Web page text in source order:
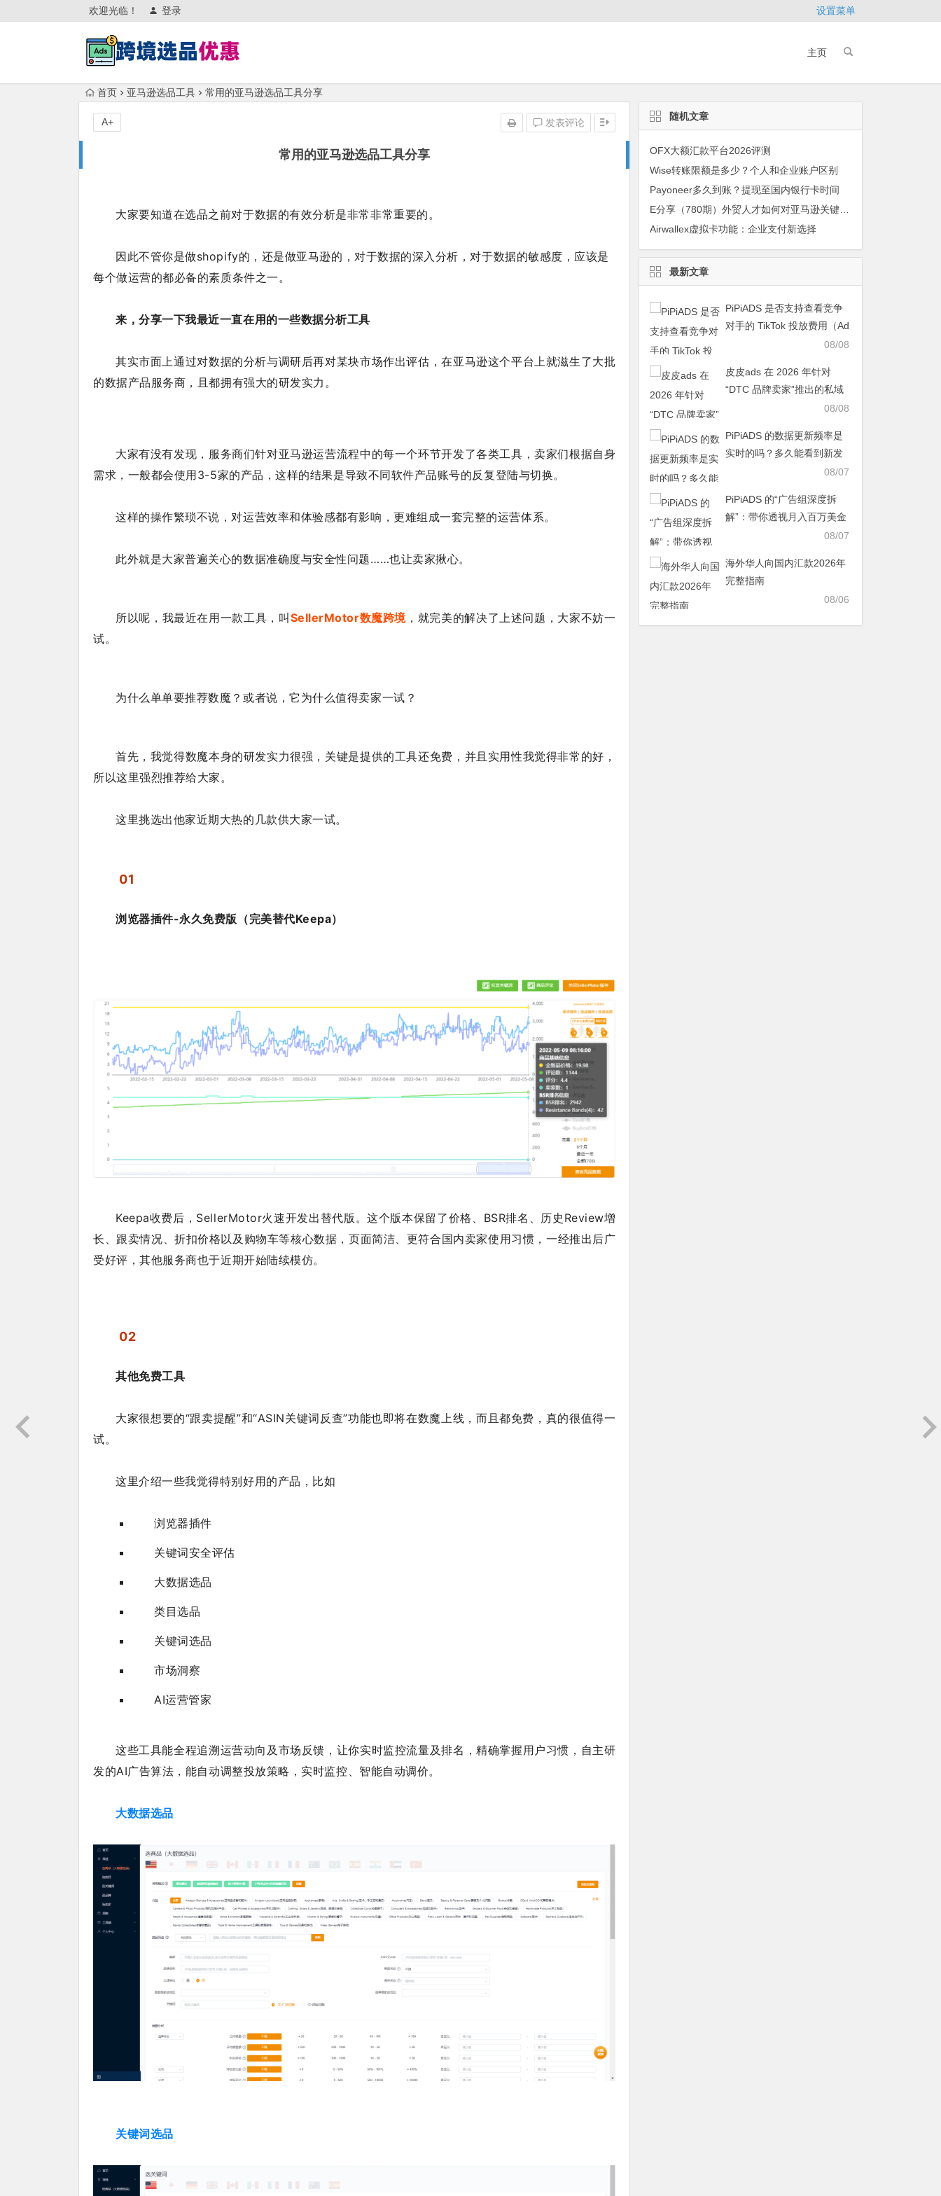
欢迎光临！ 登录 设置菜单
主页
首页 亚马逊选品工具 常用的亚马逊选品工具分享
常用的亚马逊选品工具分享
发表评论
A+
大家要知道在选品之前对于数据的有效分析是非常非常重要的。
因此不管你是做shopify的，还是做亚马逊的，对于数据的深入分析，对于数据的敏感度，应该是
每个做运营的都必备的素质条件之一。
来，分享一下我最近一直在用的一些数据分析工具
其实市面上通过对数据的分析与调研后再对某块市场作出评估，在亚马逊这个平台上就滋生了大批
的数据产品服务商，且都拥有强大的研发实力。
大家有没有发现，服务商们针对亚马逊运营流程中的每一个环节开发了各类工具，卖家们根据自身
需求，一般都会使用3-5家的产品，这样的结果是导致不同软件产品账号的反复登陆与切换。
这样的操作繁琐不说，对运营效率和体验感都有影响，更难组成一套完整的运营体系。
此外就是大家普遍关心的数据准确度与安全性问题……也让卖家揪心。
所以呢，我最近在用一款工具，叫 SellerMotor数魔跨境 ，就完美的解决了上述问题，大家不妨一
试。
为什么单单要推荐数魔？或者说，它为什么值得卖家一试？
首先，我觉得数魔本身的研发实力很强，关键是提供的工具还免费，并且实用性我觉得非常的好，
所以这里强烈推荐给大家。
这里挑选出他家近期大热的几款供大家一试。
01
浏览器插件-永久免费版（完美替代Keepa）
Keepa收费后，SellerMotor火速开发出替代版。这个版本保留了价格、BSR排名、历史Review增
长、跟卖情况、折扣价格以及购物车等核心数据，页面简洁、更符合国内卖家使用习惯，一经推出后广
受好评，其他服务商也于近期开始陆续模仿。
02
其他免费工具
大家很想要的“跟卖提醒”和“ASIN关键词反查”功能也即将在数魔上线，而且都免费，真的很值得一
试。
这里介绍一些我觉得特别好用的产品，比如
浏览器插件
关键词安全评估
大数据选品
类目选品
关键词选品
市场洞察
AI运营管家
这些工具能全程追溯运营动向及市场反馈，让你实时监控流量及排名，精确掌握用户习惯，自主研
发的AI广告算法，能自动调整投放策略，实时监控、智能自动调价。
大数据选品
关键词选品
随机文章
OFX大额汇款平台2026评测
Wise转账限额是多少？个人和企业账户区别
Payoneer多久到账？提现至国内银行卡时间
E分享（780期）外贸人才如何对亚马逊关键词如何分类
Airwallex虚拟卡功能：企业支付新选择
最新文章
PiPiADS 是否支持查看竞争
对手的 TikTok 投放费用（Ad
08/08
皮皮ads 在 2026 年针对
“DTC 品牌卖家”推出的私域
08/08
PiPiADS 的数据更新频率是
实时的吗？多久能看到新发
08/07
PiPiADS 的“广告组深度拆
解”：带你透视月入百万美金
08/07
海外华人向国内汇款2026年
完整指南
08/06